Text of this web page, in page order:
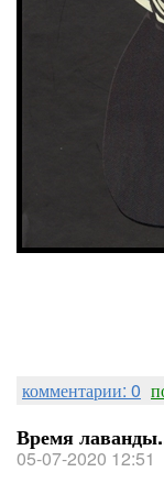
комментарии: 0
Время
05-07-2020 12:51